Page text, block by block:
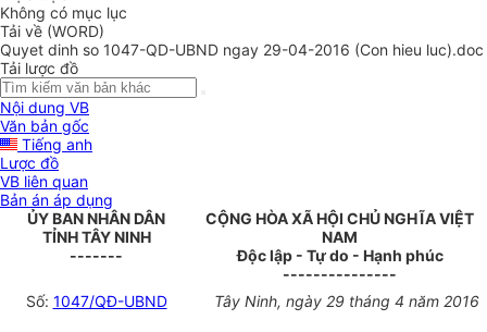
Không có mục lục
Tải về (WORD)
Quyet dinh so 1047-QD-UBND ngay 29-04-2016 (Con hieu luc).doc
Tải lược đồ
Nội dung VB
Văn bản gốc
Tiếng anh
Lược đồ
VB liên quan
Bản án áp dụng
ỦY BAN NHÂN DÂN
TỈNH TÂY NINH
-------
CỘNG HÒA XÃ HỘI CHỦ NGHĨA VIỆT
NAM
Độc lập - Tự do - Hạnh phúc
---------------
Số: 1047/QĐ-UBND Tây Ninh, ngày 29 tháng 4 năm 2016